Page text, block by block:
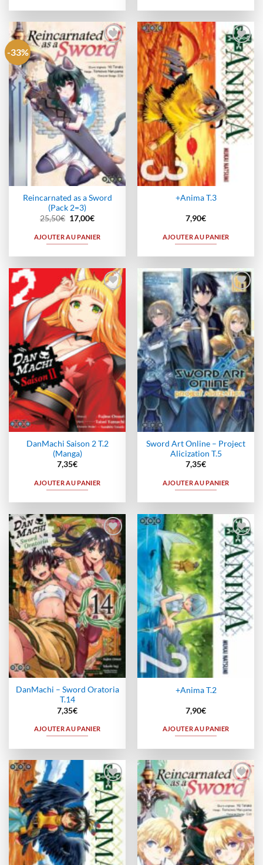
-33%
Ajouter
à la
wishlist
Reincarnated as a Sword
(Pack 2=3)
25,50€ Le
prix
initial
était :
17,00€Le
actuel
est :
AJOUTER AU PANIER
Ajouter
à la
wishlist
+Anima T.3
7,90€
AJOUTER AU PANIER
Ajouter
à la
wishlist
DanMachi Saison 2 T.2
(Manga)
7,35€
AJOUTER AU PANIER
Ajouter
à la
wishlist
Sword Art Online – Project
Alicization T.5
7,35€
AJOUTER AU PANIER
Ajouter
à la
wishlist
DanMachi – Sword Oratoria
T.14
7,35€
AJOUTER AU PANIER
Ajouter
à la
wishlist
+Anima T.2
7,90€
AJOUTER AU PANIER
Ajouter
à la
wishlist
Ajouter
à la
wishlist